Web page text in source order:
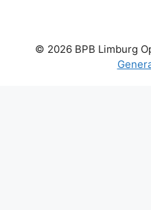
© 2026 BPB Limburg